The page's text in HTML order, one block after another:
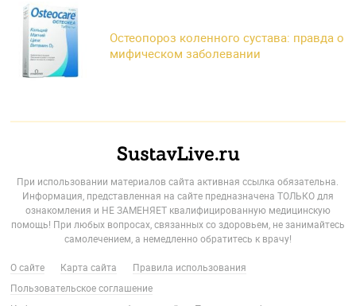
Остеопороз коленного сустава: правда о
мифическом заболевании
При использовании материалов сайта активная ссылка обязательна.
Информация, представленная на сайте предназначена ТОЛЬКО для
ознакомления и НЕ ЗАМЕНЯЕТ квалифицированную медицинскую
помощь! При любых вопросах, связанных со здоровьем, не занимайтесь
самолечением, а немедленно обратитесь к врачу!
О сайте Карта сайта
Правила использования
Пользовательское соглашение